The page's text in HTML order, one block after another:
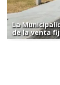
La
de la venta